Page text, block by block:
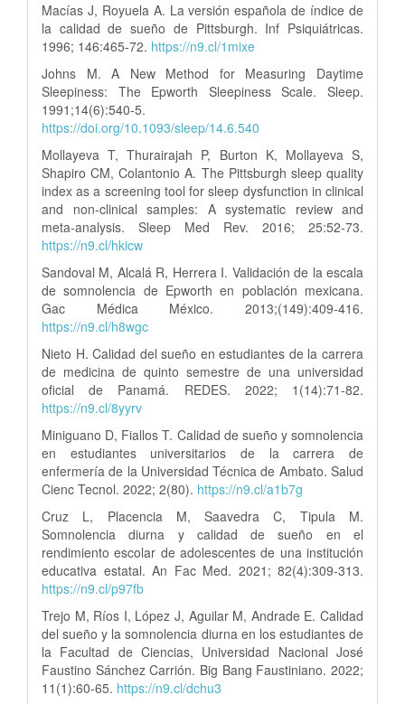
Macías J, Royuela A. La versión española de índice de
la calidad de sueño de Pittsburgh. Inf Psiquiátricas.
1996; 146:465-72. https://n9.cl/1mixe
Johns M. A New Method for Measuring Daytime
Sleepiness: The Epworth Sleepiness Scale. Sleep.
1991;14(6):540-5.
https://doi.org/10.1093/sleep/14.6.540
Mollayeva T, Thurairajah P, Burton K, Mollayeva S,
Shapiro CM, Colantonio A. The Pittsburgh sleep quality
index as a screening tool for sleep dysfunction in clinical
and non-clinical samples: A systematic review and
meta-analysis. Sleep Med Rev. 2016; 25:52-73.
https://n9.cl/hkicw
Sandoval M, Alcalá R, Herrera I. Validación de la escala
de somnolencia de Epworth en población mexicana.
Gac Médica México. 2013;(149):409-416.
https://n9.cl/h8wgc
Nieto H. Calidad del sueño en estudiantes de la carrera
de medicina de quinto semestre de una universidad
oficial de Panamá. REDES. 2022; 1(14):71-82.
https://n9.cl/8yyrv
Miniguano D, Fiallos T. Calidad de sueño y somnolencia
en estudiantes universitarios de la carrera de
enfermería de la Universidad Técnica de Ambato. Salud
Cienc Tecnol. 2022; 2(80). https://n9.cl/a1b7g
Cruz L, Placencia M, Saavedra C, Tipula M.
Somnolencia diurna y calidad de sueño en el
rendimiento escolar de adolescentes de una institución
educativa estatal. An Fac Med. 2021; 82(4):309-313.
https://n9.cl/p97fb
Trejo M, Ríos I, López J, Aguilar M, Andrade E. Calidad
del sueño y la somnolencia diurna en los estudiantes de
la Facultad de Ciencias, Universidad Nacional José
Faustino Sánchez Carrión. Big Bang Faustiniano. 2022;
11(1):60-65. https://n9.cl/dchu3